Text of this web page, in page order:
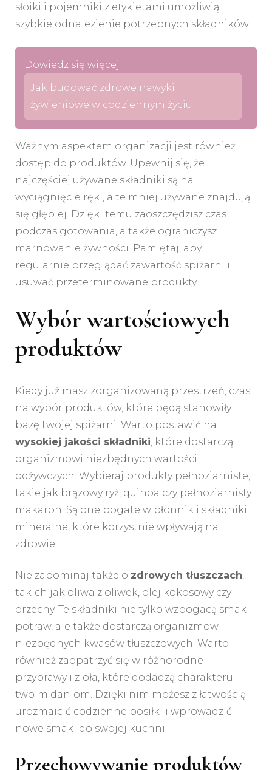
słoiki i pojemniki z etykietami umożliwią
szybkie odnalezienie potrzebnych składników.
Dowiedz się więcej
Jak budować zdrowe nawyki
żywieniowe w codziennym życiu
Ważnym aspektem organizacji jest również
dostęp do produktów. Upewnij się, że
najczęściej używane składniki są na
wyciągnięcie ręki, a te mniej używane znajdują
się głębiej. Dzięki temu zaoszczędzisz czas
podczas gotowania, a także ograniczysz
marnowanie żywności. Pamiętaj, aby
regularnie przeglądać zawartość spiżarni i
usuwać przeterminowane produkty.
Wybór wartościowych
produktów
Kiedy już masz zorganizowaną przestrzeń, czas
na wybór produktów, które będą stanowiły
bazę twojej spiżarni. Warto postawić na
wysokiej jakości składniki , które dostarczą
organizmowi niezbędnych wartości
odżywczych. Wybieraj produkty pełnoziarniste,
takie jak brązowy ryż, quinoa czy pełnoziarnisty
makaron. Są one bogate w błonnik i składniki
mineralne, które korzystnie wpływają na
zdrowie.
Nie zapominaj także o zdrowych tłuszczach
takich jak oliwa z oliwek, olej kokosowy czy
orzechy. Te składniki nie tylko wzbogacą smak
potraw, ale także dostarczą organizmowi
niezbędnych kwasów tłuszczowych. Warto
również zaopatrzyć się w różnorodne
przyprawy i zioła, które dodadzą charakteru
twoim daniom. Dzięki nim możesz z łatwością
urozmaicić codzienne posiłki i wprowadzić
nowe smaki do swojej kuchni.
Przechowywanie produktów